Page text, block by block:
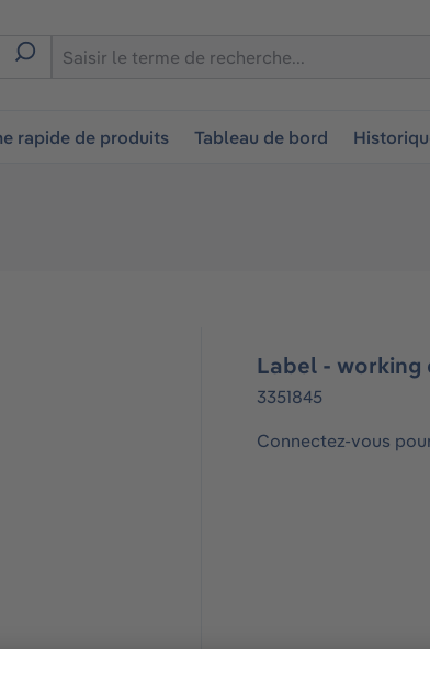
rapide de produits Tableau de bord
Label - working
3351845
Connectez-vous